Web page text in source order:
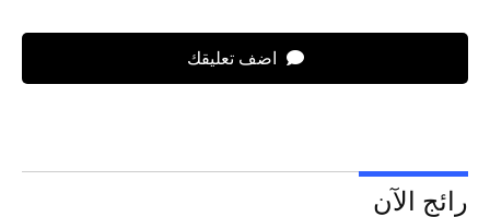
اضف تعليقك
رائج الآن